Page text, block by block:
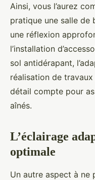
Ainsi, vous l’aurez
pratique une salle de
une réflexion
l’installation
sol antidérapant,
réalisation de
détail compte pour
aînés.
L’éclairage
optimale
Un autre aspect à ne